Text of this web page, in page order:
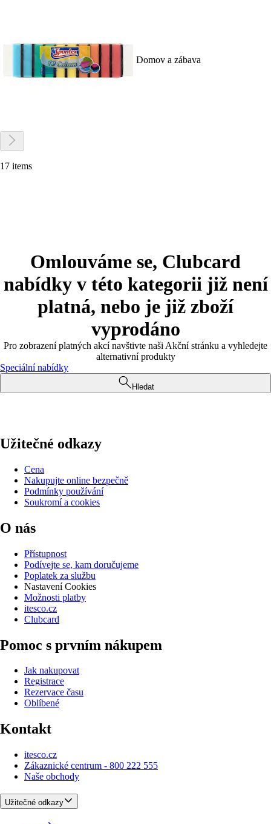
Domov a zábava
17 items
Omlouváme se, Clubcard
nabídky v této kategorii již není
platná, nebo je již zboží
vyprodáno
Pro zobrazení platných akcí navštivte naši Akční stránku a vyhledejte
alternativní produkty
Speciální nabídky
Hledat
Užitečné odkazy
Cena
Nakupujte online bezpečně
Podmínky používání
Soukromí a cookies
O nás
Přístupnost
Podívejte se, kam doručujeme
Poplatek za službu
Nastavení Cookies
Možnosti platby
itesco.cz
Clubcard
Pomoc s prvním nákupem
Jak nakupovat
Registrace
Rezervace času
Oblíbené
Kontakt
itesco.cz
Zákaznické centrum - 800 222 555
Naše obchody
Užitečné odkazy